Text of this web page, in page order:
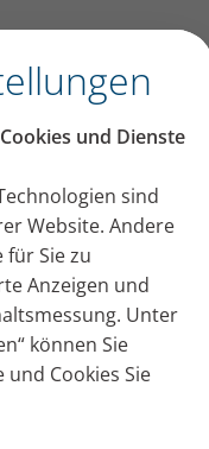
und Dienste
sind
Website. Andere
für Sie zu
Anzeigen und
Unter
können Sie
Cookies Sie
Prof. Dr.
für
mit
Dr.
automatisch,
die Fälle von Long